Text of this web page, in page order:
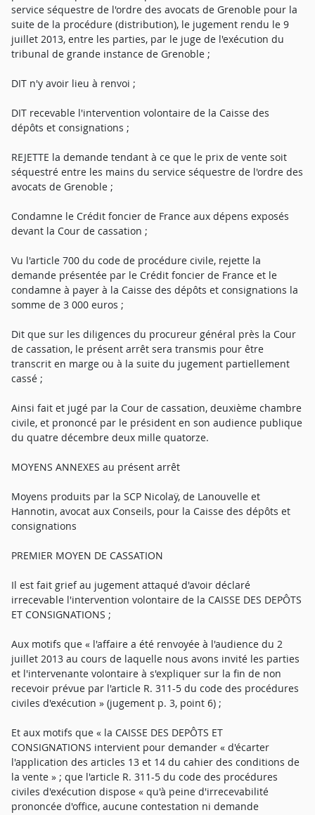
service séquestre de l'ordre des avocats de Grenoble pour la
suite de la procédure (distribution), le jugement rendu le 9
juillet 2013, entre les parties, par le juge de l'exécution du
tribunal de grande instance de Grenoble ;
DIT n'y avoir lieu à renvoi ;
DIT recevable l'intervention volontaire de la Caisse des
dépôts et consignations ;
REJETTE la demande tendant à ce que le prix de vente soit
séquestré entre les mains du service séquestre de l'ordre des
avocats de Grenoble ;
Condamne le Crédit foncier de France aux dépens exposés
devant la Cour de cassation ;
Vu l'article 700 du code de procédure civile, rejette la
demande présentée par le Crédit foncier de France et le
condamne à payer à la Caisse des dépôts et consignations la
somme de 3 000 euros ;
Dit que sur les diligences du procureur général près la Cour
de cassation, le présent arrêt sera transmis pour être
transcrit en marge ou à la suite du jugement partiellement
cassé ;
Ainsi fait et jugé par la Cour de cassation, deuxième chambre
civile, et prononcé par le président en son audience publique
du quatre décembre deux mille quatorze.
MOYENS ANNEXES au présent arrêt
Moyens produits par la SCP Nicolaÿ, de Lanouvelle et
Hannotin, avocat aux Conseils, pour la Caisse des dépôts et
consignations
PREMIER MOYEN DE CASSATION
Il est fait grief au jugement attaqué d'avoir déclaré
irrecevable l'intervention volontaire de la CAISSE DES DEPÔTS
ET CONSIGNATIONS ;
Aux motifs que « l'affaire a été renvoyée à l'audience du 2
juillet 2013 au cours de laquelle nous avons invité les parties
et l'intervenante volontaire à s'expliquer sur la fin de non
recevoir prévue par l'article R. 311-5 du code des procédures
civiles d'exécution » (jugement p. 3, point 6) ;
Et aux motifs que « la CAISSE DES DEPÔTS ET
CONSIGNATIONS intervient pour demander « d'écarter
l'application des articles 13 et 14 du cahier des conditions de
la vente » ; que l'article R. 311-5 du code des procédures
civiles d'exécution dispose « qu'à peine d'irrecevabilité
prononcée d'office, aucune contestation ni demande